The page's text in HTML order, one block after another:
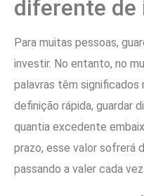
diferente de
Para muitas pessoas,
investir. No entanto, no
palavras têm significados
definição rápida, guardar
quantia excedente
prazo, esse valor sofrerá
passando a valer cada